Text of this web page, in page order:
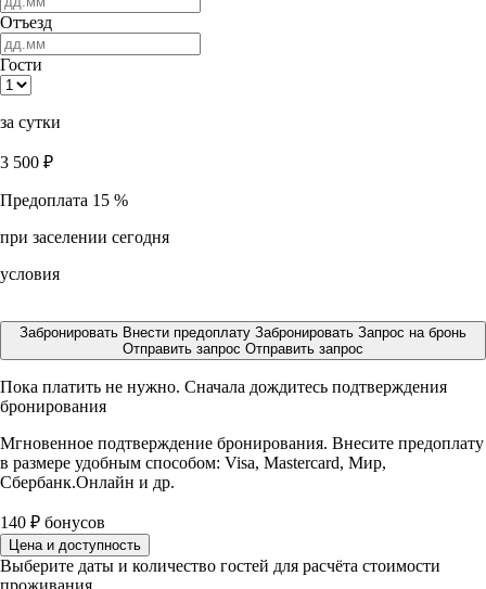
Отъезд
Гости
за сутки
3 500 ₽
Предоплата 15 %
при заселении сегодня
условия
Забронировать Внести предоплату Забронировать Запрос на бронь
Отправить запрос Отправить запрос
Пока платить не нужно. Сначала дождитесь подтверждения
бронирования
Мгновенное подтверждение бронирования. Внесите предоплату
в размере удобным способом: Visa, Mastercard, Мир,
Сбербанк.Онлайн и др.
140 ₽ бонусов
Цена и доступность
Выберите даты и количество гостей для расчёта стоимости
проживания